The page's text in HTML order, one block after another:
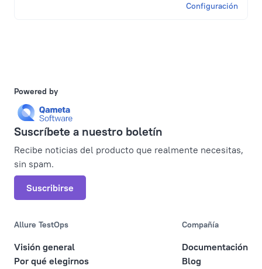
Configuración
Powered by
Suscríbete a nuestro boletín
Recibe noticias del producto que realmente necesitas,
sin spam.
Suscribirse
Allure TestOps
Visión general
Por qué elegirnos
Compañía
Documentación
Blog